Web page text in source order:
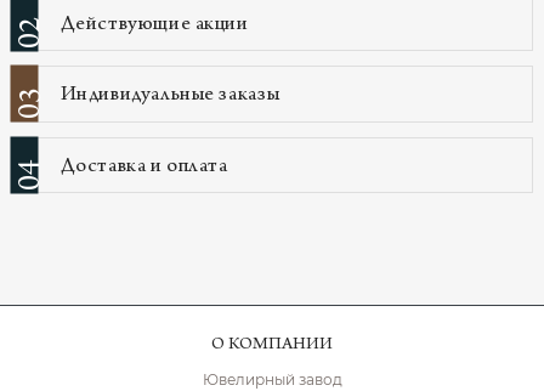
02 Действующие акции
03 Индивидуальные заказы
04 Доставка и оплата
О КОМПАНИИ
Ювелирный завод